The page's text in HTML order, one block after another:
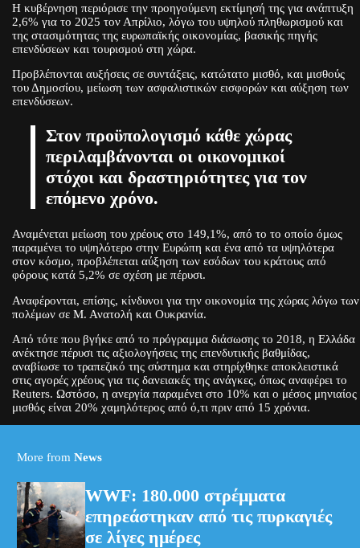
Η κυβέρνηση περιόρισε την προηγούμενη εκτίμησή της για ανάπτυξη
2,6% για το 2025 τον Απρίλιο, λόγω του υψηλού πληθωρισμού και
της στασιμότητας της ευρωπαϊκής οικονομίας, βασικής πηγής
επενδύσεων και τουρισμού στη χώρα.
Προβλέπονται αυξήσεις σε συντάξεις, κατώτατο μισθό, και μισθούς
του Δημοσίου, μείωση των ασφαλιστικών εισφορών και αύξηση των
επενδύσεων.
Στον προϋπολογισμό κάθε χώρας
περιλαμβάνονται οι οικονομικοί
στόχοι και δραστηριότητες για τον
επόμενο χρόνο.
Αναμένεται μείωση του χρέους στο 149,1%, από το το οποίο όμως
παραμένει το υψηλότερο στην Ευρώπη και ένα από τα υψηλότερα
στον κόσμο, προβλέπεται αύξηση των εσόδων του κράτους από
φόρους κατά 5,2% σε σχέση με πέρυσι.
Αναφέρονται, επίσης, κίνδυνοι για την οικονομία της χώρας λόγω των
πολέμων σε Μ. Ανατολή και Ουκρανία.
Από τότε που βγήκε από το πρόγραμμα διάσωσης το 2018, η Ελλάδα
ανέκτησε πέρυσι τις αξιολογήσεις της επενδυτικής βαθμίδας,
αναβίωσε το τραπεζικό της σύστημα και στηρίχθηκε αποκλειστικά
στις αγορές χρέους για τις δανειακές της ανάγκες, όπως αναφέρει το
Reuters. Ωστόσο, η ανεργία παραμένει στο 10% και ο μέσος μηνιαίος
μισθός είναι 20% χαμηλότερος από ό,τι πριν από 15 χρόνια.
More from News
WWF: 180.000 στρέμματα
επηρεάστηκαν από τις πυρκαγιές
σε λίγες ημέρες